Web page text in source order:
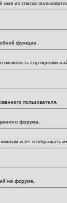
имя из списка
функции.
сортировки
пользователя.
форума.
и не отображать
на форуме.